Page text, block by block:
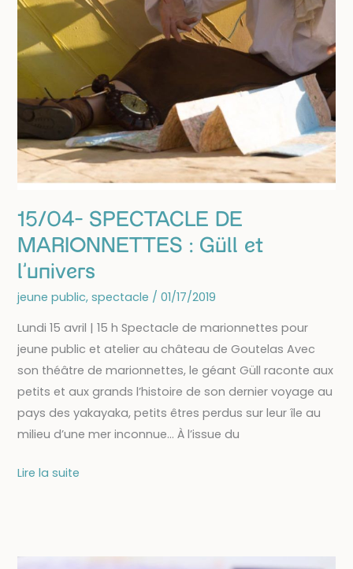
15/04- SPECTACLE DE
MARIONNETTES : Güll et
l’univers
jeune public, spectacle / 01/17/2019
Lundi 15 avril | 15 h Spectacle de marionnettes pour
jeune public et atelier au château de Goutelas Avec
son théâtre de marionnettes, le géant Güll raconte aux
petits et aux grands l’histoire de son dernier voyage au
pays des yakayaka, petits êtres perdus sur leur île au
milieu d’une mer inconnue… À l’issue du
15/04-
:
Lire la suite